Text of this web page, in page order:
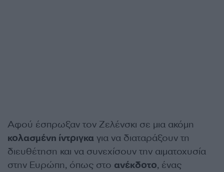
Αφού έσπρωξαν τον Ζελένσκι σε μια ακόμη
κολασμένη ίντριγκα για να διαταράξουν τη
διευθέτηση και να συνεχίσουν την αιματοχυσία
στην Ευρώπη, όπως στο ανέκδοτο, ένας